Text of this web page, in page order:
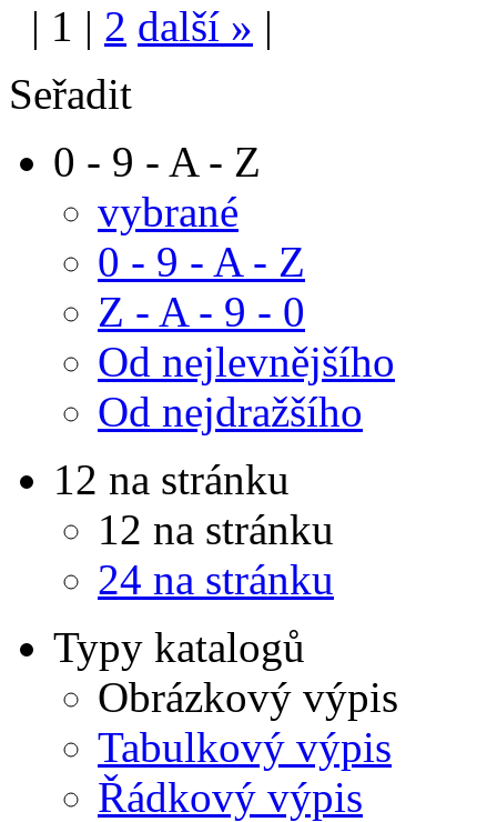
| 1 | 2 další » |
Seřadit
0 - 9 - A - Z
vybrané
0 - 9 - A - Z
Z - A - 9 - 0
Od nejlevnějšího
Od nejdražšího
12 na stránku
12 na stránku
24 na stránku
Typy katalogů
Obrázkový výpis
Tabulkový výpis
Řádkový výpis